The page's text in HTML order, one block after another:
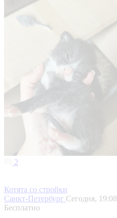
2
Котята со стройки
Санкт-Петербург Сегодня, 19:08
Бесплатно